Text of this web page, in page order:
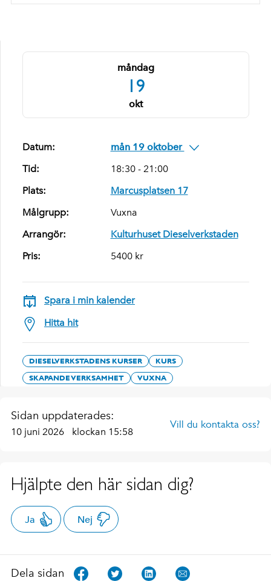
måndag
19
okt
Datum:
mån 19 oktober
Tid:
18:30 - 21:00
Plats:
Marcusplatsen 17
Målgrupp:
Vuxna
Arrangör:
Kulturhuset Dieselverkstaden
Pris:
5400 kr
Spara i min kalender
Hitta hit
DIESELVERKSTADENS KURSER
KURS
SKAPANDE VERKSAMHET
VUXNA
Sidan uppdaterades:
10 juni 2026 klockan 15:58
Vill du kontakta oss?
Hjälpte den här sidan dig?
Ja Nej
Dela sidan